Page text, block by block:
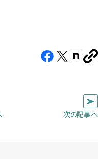
Facebook（新
X（新 note（新
で
ー
次の記事へ